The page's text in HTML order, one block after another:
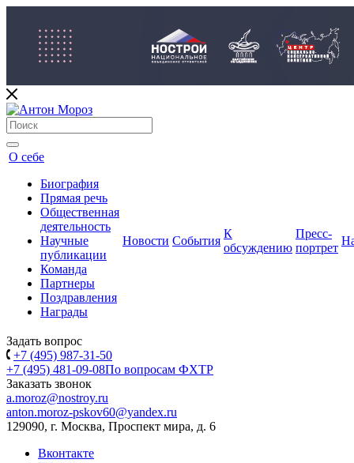
О себе
Биография
Прямая речь
Общественная
деятельность
Научные
публикации
Команда
Партнеры
Поздравления
Награды
Новости События
К
обсуждению
Пресс-
портрет
Задать вопрос
+7 (495) 987-31-50
+7 (495) 481-09-08По вопросам ФХТР
Заказать звонок
a.moroz@nostroy.ru
anton.moroz-pskov60@yandex.ru
129090, г. Москва, Проспект мира, д. 6
Вконтакте